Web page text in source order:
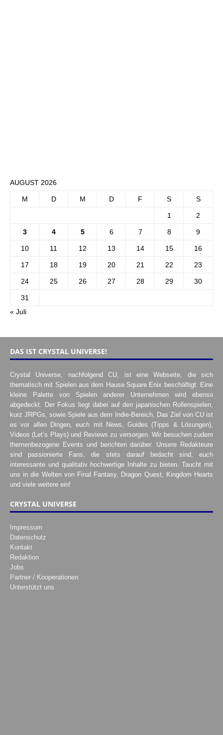
AUGUST 2026
M D M D F S S
1 2
3 4 5 6 7 8 9
10 11 12 13 14 15 16
17 18 19 20 21 22 23
24 25 26 27 28 29 30
31
« Juli
DAS IST CRYSTAL UNIVERSE!
Crystal Universe, nachfolgend CU, ist eine Webseite, die sich
thematisch mit Spielen aus dem Hause Square Enix beschäftigt. Eine
kleine Palette von Spielen anderer Unternehmen wird ebenso
abgedeckt. Der Fokus liegt dabei auf den japanischen Rollenspielen,
kurz JRPGs, sowie Spiele aus dem Indie-Bereich. Das Ziel von CU ist
es vor allen Dingen, euch mit News, Guides (Tipps & Lösungen),
Videos (Let’s Plays) und Reviews zu versorgen. Wir besuchen zudem
themenbezogene Events und berichten darüber. Unsere Redakteure
sind passionierte Fans, die stets darauf bedacht sind, euch
interessante und qualitativ hochwertige Inhalte zu bieten. Taucht mit
uns in die Welten von Final Fantasy, Dragon Quest, Kingdom Hearts
und viele weitere ein!
CRYSTAL UNIVERSE
Impressum
Datenschutz
Kontakt
Redaktion
Jobs
Partner / Kooperationen
Unterstützt uns